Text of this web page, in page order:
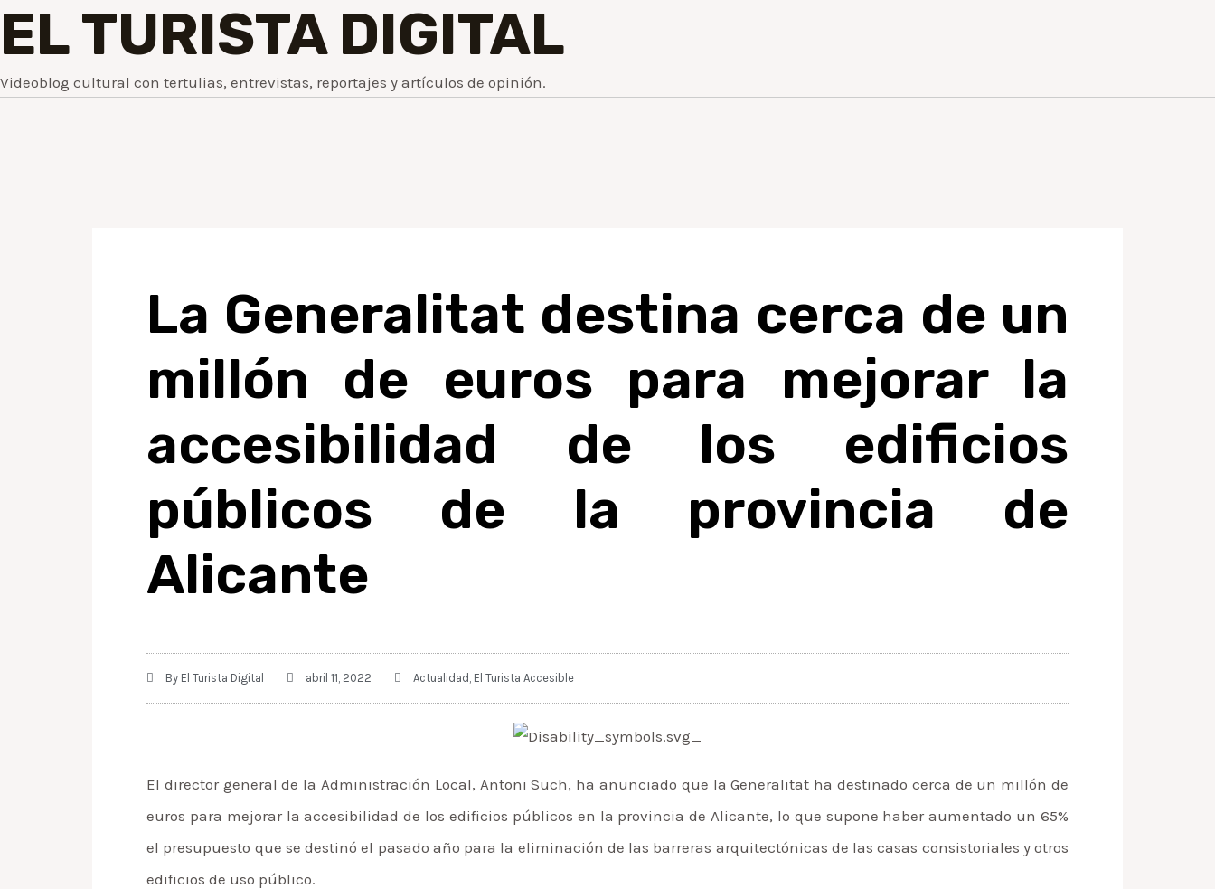
EL TURISTA DIGITAL
Videoblog cultural con tertulias, entrevistas, reportajes y artículos de opinión.
La Generalitat destina cerca de un
millón de euros para mejorar la
accesibilidad de los edificios
públicos de la provincia de
Alicante
By El Turista Digital abril 11, 2022 Actualidad El Turista Accesible
El director general de la Administración Local, Antoni Such, ha anunciado que la Generalitat ha destinado cerca de un millón de
euros para mejorar la accesibilidad de los edificios públicos en la provincia de Alicante, lo que supone haber aumentado un 65%
el presupuesto que se destinó el pasado año para la eliminación de las barreras arquitectónicas de las casas consistoriales y otros
edificios de uso público.